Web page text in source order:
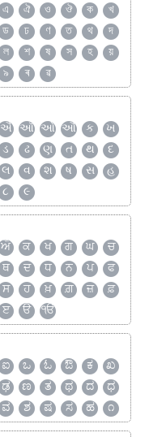
এ ঐ ও ঔ ক
খ
ড ঢ ণ ত থ
দ
ল শ ষ স হ
য়
৯ ৰ ৱ
ઐ ઑ ઓ ઔ ક
ખ
ડ ઢ ણ ત થ
દ
લ વ શ ષ સ
હ
૮ ૯
ਔ ਕ ਖ ਗ ਘ
ਚ
ਥ ਦ ਧ ਨ ਪ
ਫ
ਸ ਹ ਖ਼ ਗ਼ ਜ਼
ਫ਼
ੲ ੳ ੴ
ಐ ಒ ಓ ಔ ಕ
ಖ
ಢ ಣ ತ ಥ ದ
ಧ
ವ ಶ ಷ ಸ ಹ ೧